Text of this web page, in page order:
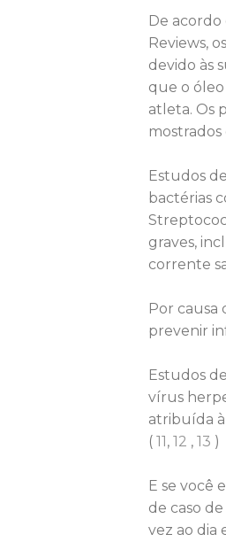
De
Reviews,
devido às
que o
atleta. Os
Estudos
bactérias
graves,
corrente
Por causa
prevenir
Estudos
vírus
atribuída
( 11, 12 , 13 )
E se você
de caso
vez ao dia